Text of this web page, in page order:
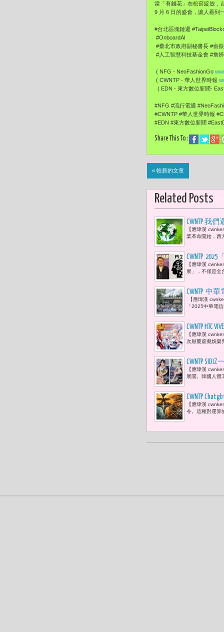
當「有錢花」在松菸綻放，
9 月 6 日的盛會，讓人看到
#台北區塊鏈週
#OnboardAI
#臺北市政府副秘書長 #俞
#人工智慧科技基金會 #詹
( NFG - NeoFashionGo
( CWNTP - 華人世界時報
( EDN - 東方數位新聞-
#NFG #流行電通
#CWNTP #華人世界時報
#EDN #東方數位新聞
Share This To :
« 較新的文章
Related Posts
CWNTP 我
【應瑋漢
業革命開始，西
CWNTP
的功能不
【應瑋漢
展」，不僅是全
CWNTP 中
【應瑋漢
「2025中華電
CWNTP
一樂章》
【應瑋漢
次顛覆虛擬娛樂
CWNTP
梓梓一起
【應瑋漢
展開。韓國人體
CWNTP
形架構，
【應瑋漢
令。這種對運算